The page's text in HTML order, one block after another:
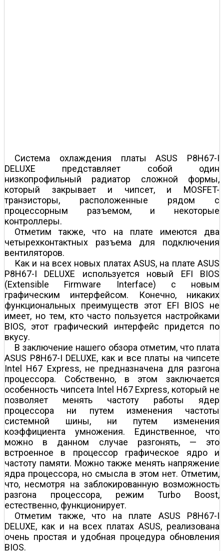
Система охлаждения платы ASUS P8H67-I
DELUXE представляет собой один
низкопрофильный радиатор сложной формы,
который закрывает и чипсет, и MOSFET-
транзисторы, расположенные рядом с
процессорным разъемом, и некоторые
контроллеры.
Отметим также, что на плате имеются два
четырехконтактных разъема для подключения
вентиляторов.
Как и на всех новых платах ASUS, на плате ASUS
P8H67-I DELUXE используется новый EFI BIOS
(Extensible Firmware Interface) с новым
графическим интерфейсом. Конечно, никаких
функциональных преимуществ этот EFI BIOS не
имеет, но тем, кто часто пользуется настройками
BIOS, этот графический интерфейс придется по
вкусу.
В заключение нашего обзора отметим, что плата
ASUS P8H67-I DELUXE, как и все платы на чипсете
Intel H67 Express, не предназначена для разгона
процессора. Собственно, в этом заключается
особенность чипсета Intel H67 Express, который не
позволяет менять частоту работы ядер
процессора ни путем изменения частоты
системной шины, ни путем изменения
коэффициента умножения. Единственное, что
можно в данном случае разгонять, — это
встроенное в процессор графическое ядро и
частоту памяти. Можно также менять напряжение
ядра процессора, но смысла в этом нет. Отметим,
что, несмотря на заблокированную возможность
разгона процессора, режим Turbo Boost,
естественно, функционирует.
Отметим также, что на плате ASUS P8H67-I
DELUXE, как и на всех платах ASUS, реализована
очень простая и удобная процедура обновления
BIOS.